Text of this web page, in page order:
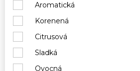
Aromatická
Korenená
Citrusová
Sladká
Ovocná